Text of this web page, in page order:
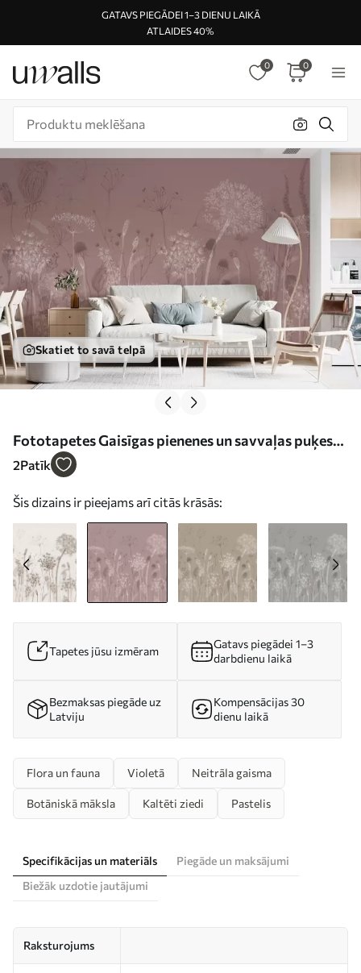
GATAVS PIEGĀDEI 1–3 DIENU LAIKĀ
ATLAIDES 40%
0 0
Skatiet to savā telpā
Fototapetes Gaisīgas pienenes un savvaļas puķes
akvareļu stilā rozā toņos Nr. w08637v1
2Patīk
Šis dizains ir pieejams arī citās krāsās:
Tapetes jūsu izmēram
Gatavs piegādei 1–3
darbdienu laikā
Bezmaksas piegāde uz
Latviju
Kompensācijas 30
dienu laikā
Flora un fauna Violetā Neitrāla gaisma
Botāniskā māksla Kaltēti ziedi Pastelis
Specifikācijas un materiāls
Piegāde un maksājumi
Biežāk uzdotie jautājumi
Raksturojums